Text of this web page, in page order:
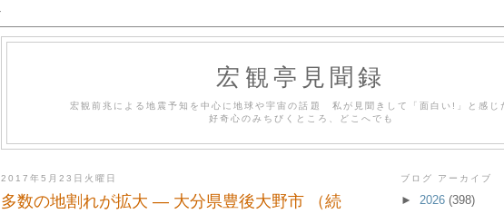
宏観亭見聞録
宏観前兆による地震予知を中心に地球や宇宙の話題 私が見聞きして「面白い!」と感じ
好奇心のみちびくところ、どこへでも
2017年5月23日火曜日
多数の地割れが拡大 ― 大分県豊後大野市 （続
ブログ アーカイブ
► 2026 (398)